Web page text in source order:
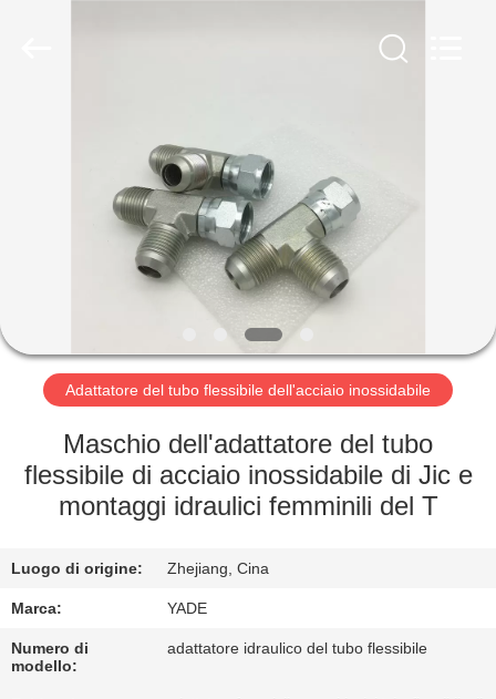
PRODOTTI
GIRO
DELLA
FABBRICA
CONTROLLO
QUALITÀ
CONTATTICI
Adattatore del tubo flessibile dell'acciaio inossidabile
Maschio dell'adattatore del tubo
flessibile di acciaio inossidabile di Jic e
montaggi idraulici femminili del T
Luogo di origine: Zhejiang, Cina
Marca: YADE
Numero di
modello:
adattatore idraulico del tubo flessibile